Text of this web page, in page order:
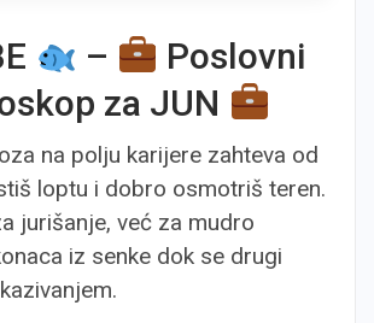
–
Poslovni
za JUN
na polju karijere zahteva od
loptu i dobro osmotriš teren.
jurišanje, već za mudro
iz senke dok se drugi